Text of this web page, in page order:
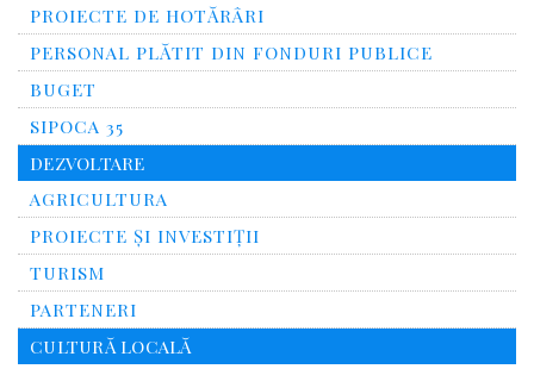
PROIECTE DE HOTĂRÂRI
PERSONAL PLĂTIT DIN FONDURI PUBLICE
BUGET
SIPOCA 35
DEZVOLTARE
AGRICULTURA
PROIECTE ȘI INVESTIȚII
TURISM
PARTENERI
CULTURĂ LOCALĂ